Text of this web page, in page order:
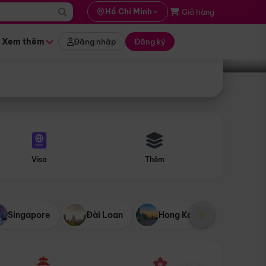
Hồ Chí Minh Giỏ hàng
Xem thêm Đăng nhập Đăng ký
Tìm tour
Visa Thêm
Singapore Đài Loan Hong Kong